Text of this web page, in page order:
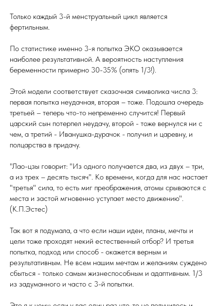
Только каждый 3-й менструальный цикл является
фертильным.
По статистике именно 3-я попытка ЭКО оказывается
наиболее результативной. А вероятность наступления
беременности примерно 30-35% (опять 1/3!).
Этой модели соответствует сказочная символика числа 3:
первая попытка неудачная, вторая – тоже. Подошла очередь
третьей – теперь что-то непременно случится! Первый
царский сын потерпел неудачу, второй - тоже вернулся ни с
чем, а третий - Иванушка-дурачок - получил и царевну, и
полцарства в придачу.
"Лао-цзы говорит: "Из одного получается два, из двух – три,
а из трех – десять тысяч". Ко времени, когда для нас настает
"третья" сила, то есть миг преображения, атомы срываются с
места и застой мгновенно уступает место движению".
(К.П.Эстес)
Так вот я подумала, а что если наши идеи, планы, мечты и
цели тоже проходят некий естественный отбор? И третья
попытка, подход или способ - окажется верным и
результативным. Не всем нашим мечтам и желаниям суждено
сбыться - только самым жизнеспособным и адаптивным. 1/3
из задуманного и часто с 3-й попытки.